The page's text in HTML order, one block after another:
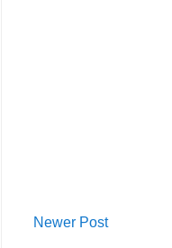
Newer Post